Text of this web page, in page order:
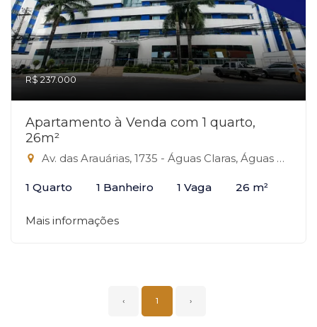
R$ 237.000
Apartamento à Venda com 1 quarto,
26m²
Av. das Arauárias, 1735 - Águas Claras, Águas Claras-DF
1 Quarto 1 Banheiro 1 Vaga 26 m²
Mais informações
‹ 1 ›